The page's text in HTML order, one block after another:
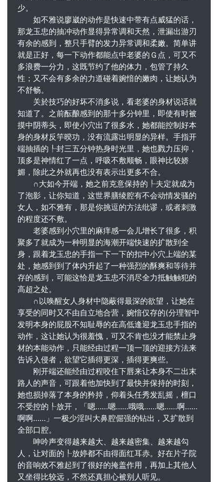
少。
如不雅说廖崴的动作是快速中带有点威猛的话，
那龙玉忠的抽冲动作显得异常调和天然，泄漏出游刃
有余的感到，整只手臂的发力异常调和柔嫩。简单讲
就是正好，每一下动作都能点中老婆的Ｇ点，可又不
多浪费一分力，这既节约了他的体力，包管了持久
性；又不会有多余的力道碰着婉愔的嫩肉，让她认为
不舒畅。
关於技巧的好坏不消多说，看老婆的身材说话就
知道了。之前酝酿感到的那十多分钟里，即使有时被
摸中阴蒂头，即使小穴出了很多水，她都能控制好本
身的身材反竽暌功，没有流露出明显的异样。手指开
端抽插的┞封三五分钟热身时光里，她也戮力压抑，
顶多是神情红了一点，呼吸不敷顺畅，眼神比较娇
媚，除此之外就再也没有表示出更多不合。
∩大如今开端，她之前克意保持的┞夫定就成为
了泡影，让你知道，这世界膳绫腔有不会动情发骚的
女人，如不雅有，那是你挑逗的方法纰谬，或者刺激
的程度还不敷。
老婆感到小穴里的麻痒感一会儿增长了很多，积
聚多了就成为一种明显的海潮开端快速的扩散到全
身，跟着龙玉忠的手指一下一下的扣中小穴上端的某
处，她感到到了体内升起了一种强烈的酥爽和等待并
存的感到，可能这恰是龙玉忠不消尽全力抵触触犯的
高超之处。
∩以唤醒女人身材中隐蔽得最深的欲望，让她在
享受的同时又不由自立地合营，婉愔仅存的(分理智中
发明本身的屁股不知耻辱的在高低逢迎龙玉忠手指的
动作，这让她认为很羞愧，可又不肯也没才能禁止身
材的本能动作，只能经由过程一顶一顶的迎接方法来
告诉入侵者，欲望它插得更深，插得更爽些。
刚开端还能经由过程咬住下唇来让本身不二出末
路人的声音，可跟着他加快到了最快并保持的时刻，
她也损掉落了本身的矜持，仰着头任秀发乱摇，檀口
不受控的┞放开，「嗯……嗯……哦哦……嗯……啊……
啊啊……」一极少淫叫大鼻腔倔强的钻出，又扩散到
全部口腔。
呻吟声变得越来越大、越来越密集、越来越勾
人，让对面的┞放婷都不由得面红耳赤。好在片子院
的音响效不雅起到了很好的掩盖作用，再加上其他人
又坐得比较远，不然还真担心被别人听见。